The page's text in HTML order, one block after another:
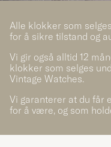
Alle klokker som
for å sikre tilstand og
Vi gir også alltid 12
klokker som selges
Vintage Watches.
Vi garanterer at du får
for å være, og som